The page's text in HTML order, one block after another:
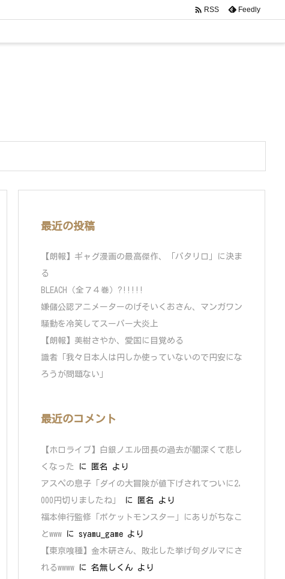
 RSS Feedly
最近の投稿
【朗報】ギャグ漫画の最高傑作、「パタリロ」に決ま
る
BLEACH（全７４巻）?!!!!!
嫌儲公認アニメーターのげそいくおさん、マンガワン
騒動を冷笑してスーパー大炎上
【朗報】美樹さやか、愛国に目覚める
識者「我々日本人は円しか使っていないので円安にな
ろうが問題ない」
最近のコメント
【ホロライブ】白銀ノエル団長の過去が闇深くて悲し
くなった
に 匿名
より
アスペの息子「ダイの大冒険が値下げされてついに2,
000円切りましたね」
に 匿名
より
福本伸行監修「ポケットモンスター」にありがちなこ
とwww に syamu_game より
【東京喰種】金木研さん、敗北した挙げ句ダルマにさ
れるwwww に 名無しくん より